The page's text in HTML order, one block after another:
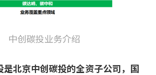
中创碳投业务介绍
是北京中创碳投的全资子公司，国